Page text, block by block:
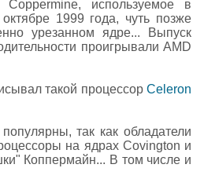
используемое в
1999 года, чуть позже
урезанном ядре... Выпуск
проигрывали AMD
такой процессор Celeron
так как обладатели
на ядрах Covington и
Коппермайн... В том числе и